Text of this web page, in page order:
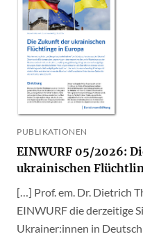
PUBLIKATIONEN
EINWURF 05/2026:
ukrainischen
[…] Prof. em. Dr. Dietrich
EINWURF die derzeitige
Ukrainer:innen in